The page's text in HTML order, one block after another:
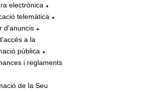
electrònica
telemàtica
d'anuncis
a la
pública
i reglaments
de la Seu